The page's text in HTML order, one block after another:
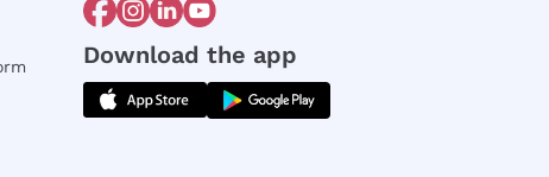
Download the app